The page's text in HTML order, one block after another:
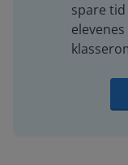
spare tid